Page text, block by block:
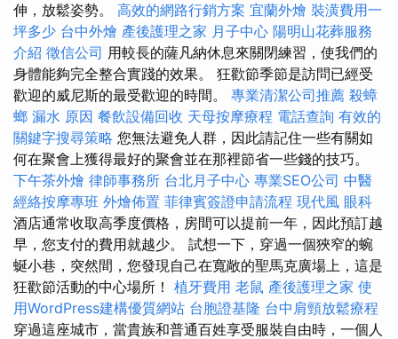
伸，放鬆姿勢。 高效的網路行銷方案 宜蘭外燴 裝潢費用一
坪多少 台中外燴 產後護理之家 月子中心 陽明山花葬服務
介紹 徵信公司 用較長的薩凡納休息來關閉練習，使我們的
身體能夠完全整合實踐的效果。 狂歡節季節是訪問已經受
歡迎的威尼斯的最受歡迎的時間。 專業清潔公司推薦 殺蟑
螂 漏水 原因 餐飲設備回收 天母按摩療程 電話查詢 有效的
關鍵字搜尋策略 您無法避免人群，因此請記住一些有關如
何在聚會上獲得最好的聚會並在那裡節省一些錢的技巧。
下午茶外燴 律師事務所 台北月子中心 專業SEO公司 中醫
經絡按摩專班 外燴佈置 菲律賓簽證申請流程 現代風 眼科
酒店通常收取高季度價格，房間可以提前一年，因此預訂越
早，您支付的費用就越少。 試想一下，穿過​​一個狹窄的蜿
蜒小巷，突然間，您發現自己在寬敞的聖馬克廣場上，這是
狂歡節活動的中心場所！ 植牙費用 老鼠 產後護理之家 使
用WordPress建構優質網站 台胞證基隆 台中肩頸放鬆療程
穿過這座城市，當貴族和普通百姓享受服裝自由時，一個人